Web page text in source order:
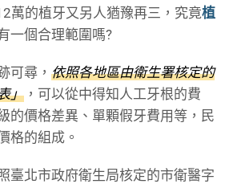
萬的植牙又另人猶豫再三，究竟植
一個合理範圍嗎?
可尋， 依照各地區由衛生署核定的
」 ，可以從中得知人工牙根的費
的價格差異、單顆假牙費用等，民
格的組成。
臺北市政府衛生局核定的市衛醫字